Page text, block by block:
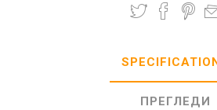
ПРЕГЛЕДИ